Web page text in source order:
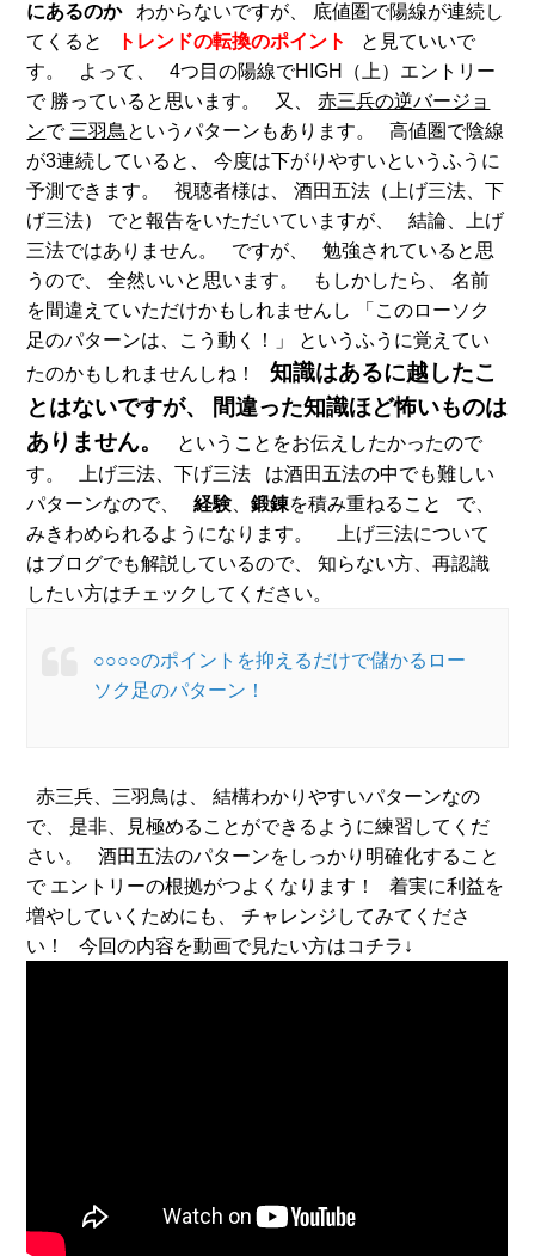
にあるのかわからないですが、 底値圏で陽線が連続し
てくると
トレンドの転換のポイント
と見ていいで
す。 よって、 4つ目の陽線でHIGH（上）エントリー
で 勝っていると思います。 又、赤三兵の逆バージョ
ンで 三羽鳥というパターンもあります。 高値圏で陰線
が3連続していると、 今度は下がりやすいというふうに
予測できます。 視聴者様は、 酒田五法（上げ三法、下
げ三法） でと報告をいただいていますが、 結論、上げ
三法ではありません。 ですが、 勉強されていると思
うので、 全然いいと思います。 もしかしたら、 名前
を間違えていただけかもしれませんし 「このローソク
足のパターンは、こう動く！」 というふうに覚えてい
たのかもしれませんしね！知識はあるに越したこ
とはないですが、
間違った知識ほど怖いものは
ありません。
ということをお伝えしたかったので
す。 上げ三法、下げ三法 は酒田五法の中でも難しい
パターンなので、経験、鍛錬を積み重ねること で、
みきわめられるようになります。 上げ三法について
はブログでも解説しているので、 知らない方、再認識
したい方はチェックしてください。
○○○○のポイントを抑えるだけで儲かるロー
ソク足のパターン！
赤三兵、三羽鳥は、 結構わかりやすいパターンなの
で、 是非、見極めることができるように練習してくだ
さい。 酒田五法のパターンをしっかり明確化すること
で エントリーの根拠がつよくなります！ 着実に利益を
増やしていくためにも、 チャレンジしてみてくださ
い！ 今回の内容を動画で見たい方はコチラ↓